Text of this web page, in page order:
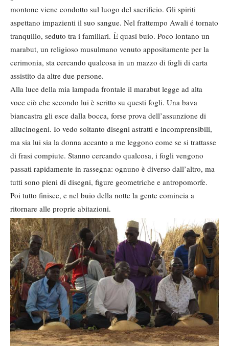
montone viene condotto sul luogo del sacrificio. Gli spiriti
aspettano impazienti il suo sangue. Nel frattempo Awali é tornato
tranquillo, seduto tra i familiari. È quasi buio. Poco lontano un
marabut, un religioso musulmano venuto appositamente per la
cerimonia, sta cercando qualcosa in un mazzo di fogli di carta
assistito da altre due persone.
Alla luce della mia lampada frontale il marabut legge ad alta
voce ciò che secondo lui è scritto su questi fogli. Una bava
biancastra gli esce dalla bocca, forse prova dell’assunzione di
allucinogeni. Io vedo soltanto disegni astratti e incomprensibili,
ma sia lui sia la donna accanto a me leggono come se si trattasse
di frasi compiute. Stanno cercando qualcosa, i fogli vengono
passati rapidamente in rassegna: ognuno è diverso dall’altro, ma
tutti sono pieni di disegni, figure geometriche e antropomorfe.
Poi tutto finisce, e nel buio della notte la gente comincia a
ritornare alle proprie abitazioni.